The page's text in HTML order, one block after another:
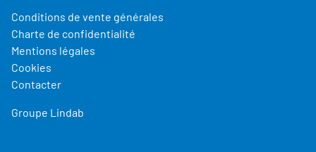
Conditions de vente générales
Charte de confidentialité
Mentions légales
Cookies
Contacter
Groupe Lindab